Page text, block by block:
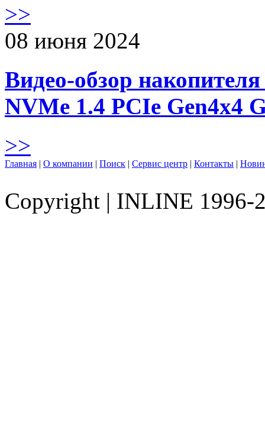
>>
08 июня 2024
Видео-обзор
NVMe 1.4 PCIe Gen4х4
>>
Главная | О компании | Поиск | Сервис центр | Контакты |
Copyright | INLINE 1996-